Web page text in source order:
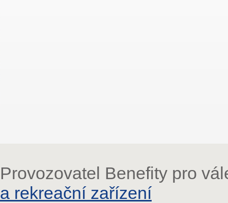
Provozovatel Benefity pro
a rekreační zařízení